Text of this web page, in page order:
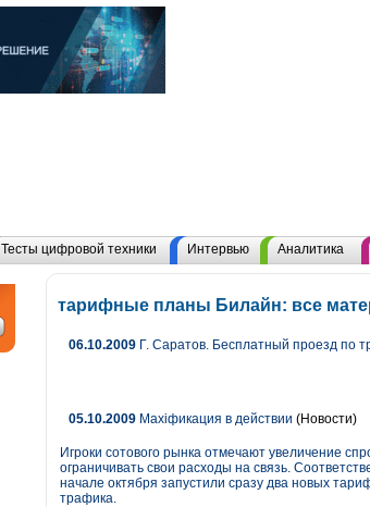
Тесты цифровой техники Интервью Аналитика
тарифные планы Билайн: все
06.10.2009 Г. Саратов. Бесплатный проезд по
05.10.2009 Maxiфикация в действии (Новости)
Игроки сотового рынка отмечают увеличение
ограничивать свои расходы на связь.
начале октября запустили сразу два новых
трафика.